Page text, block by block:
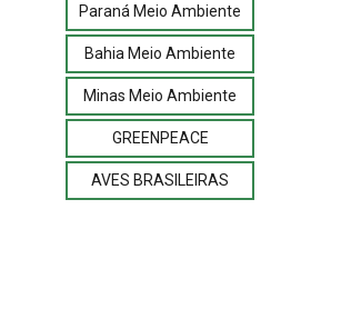
Paraná Meio Ambiente
Bahia Meio Ambiente
Minas Meio Ambiente
GREENPEACE
AVES BRASILEIRAS